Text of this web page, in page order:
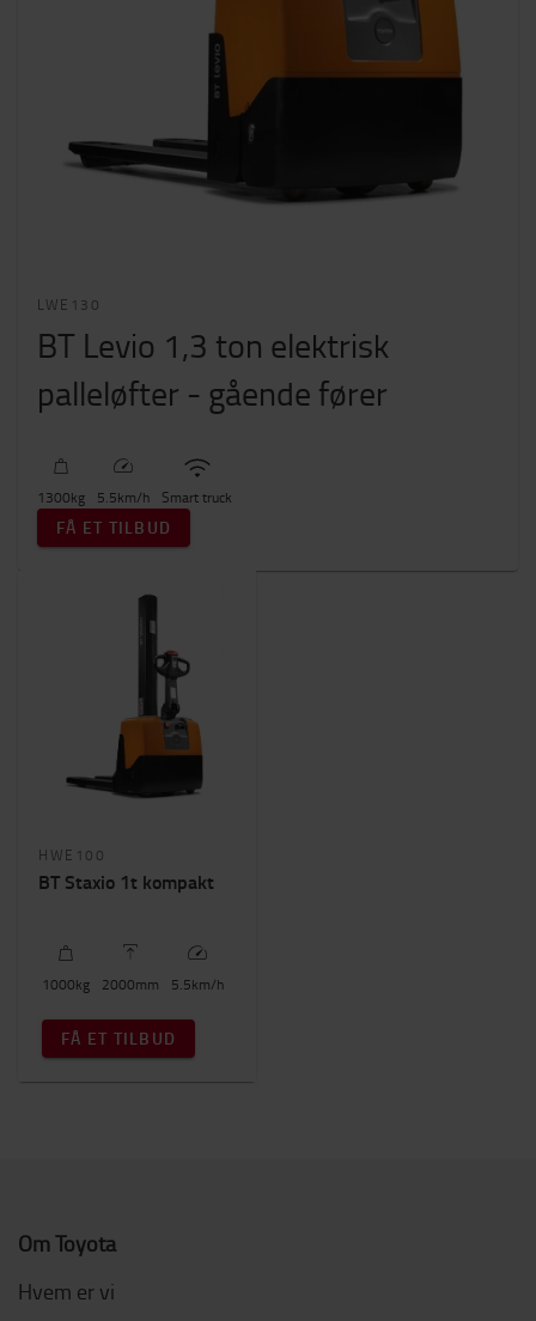
LWE130
BT Levio 1,3 ton elektrisk
palleløfter - gående fører
1300kg 5.5km/h Smart truck
FÅ ET TILBUD
HWE100
BT Staxio 1t kompakt
1000kg 2000mm 5.5km/h
FÅ ET TILBUD
Om Toyota
Hvem er vi